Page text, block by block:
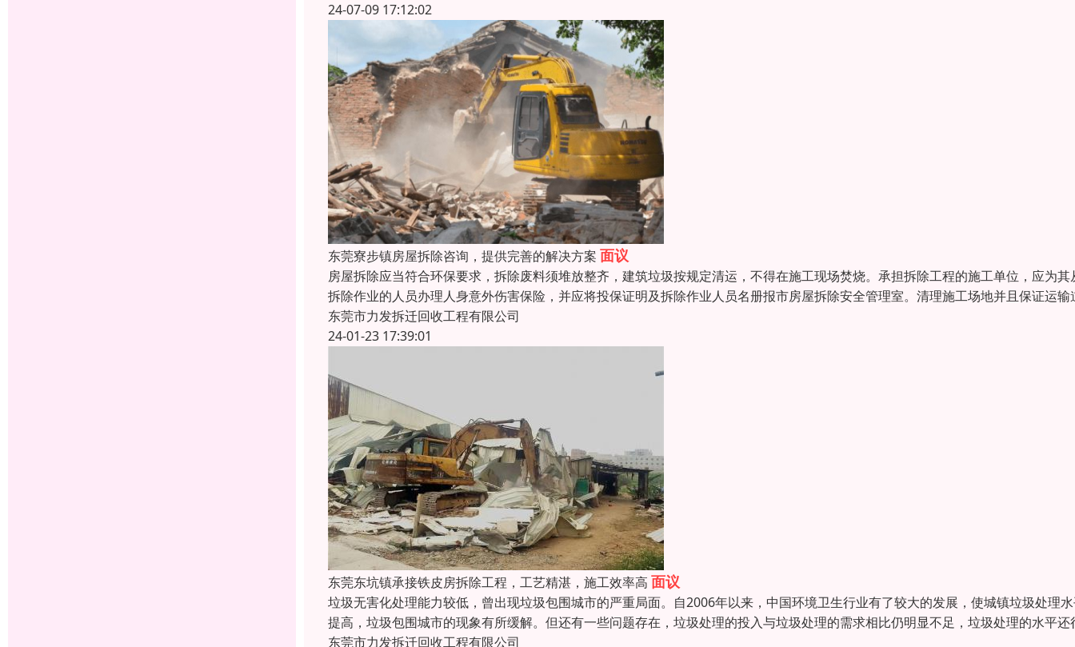
24-07-09 17:12:02
东莞寮步镇房屋拆除咨询，提供完善的解决方案 面议
房屋拆除应当符合环保要求，拆除废料须堆放整齐，建筑垃圾按规定清运，不得在施工现场焚烧。承担拆除工程的施工单位，应为其
拆除作业的人员办理人身意外伤害保险，并应将投保证明及拆除作业人员名册报市房屋拆除安全管理室。清理施工场地并且保证运输
东莞市力发拆迁回收工程有限公司
24-01-23 17:39:01
东莞东坑镇承接铁皮房拆除工程，工艺精湛，施工效率高 面议
垃圾无害化处理能力较低，曾出现垃圾包围城市的严重局面。自2006年以来，中国环境卫生行业有了较大的发展，使城镇垃圾处理
提高，垃圾包围城市的现象有所缓解。但还有一些问题存在，垃圾处理的投入与垃圾处理的需求相比仍明显不足，垃圾处理的水平还
东莞市力发拆迁回收工程有限公司